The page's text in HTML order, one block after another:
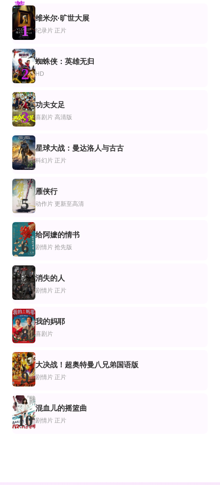
荐
HD
龙族：救援骑士迷曲龙的秘密
更新HD
停火2025
更新HD
老枪2025
年度最佳学生2012
HD
金装鬼打鬼
林正英,楼南光,陈颖芝,陈会毅,金少龙,金十二,谢伟杰,何沛东
HD
入主客房
圭多·卡普里诺,卡米拉·菲利皮,爱德华多·佩谢,Romeo Pellegrini
正片
无垢的证人
唐泽寿明,当真亚美
第5集完结
与谭弗朗斯一起回家
HD国语
雁鸣湖之恋
田振崴,爱新觉罗·启星
构想完美
梅格·吉普森,约翰·罗斯曼,詹妮弗·安妮斯顿,奥林匹娅·杜卡基斯,杰·摩尔,凯文·贝肯
HD高清
三笑
凌波,李菁,井淼,魏平澳,陈燕燕
HD中字
天主之岛
尼亚·佩雷斯,Dean,Kostlich,Patrick,Wade
正片
熊山冒险
Anna,Chlumsky,Christina,Ricci
HD
机关枪凯利的粉色人生
机关枪凯利
HD
后来发生了什么
梅格·瑞恩,大卫·杜楚尼,哈尔·利格特
1
维米尔·旷世大展
纪录片 正片
2
蜘蛛侠：英雄无归
HD
3
功夫女足
喜剧片 高清版
4
星球大战：曼达洛人与古古
科幻片 正片
5
雁侠行
动作片 更新至高清
6
给阿嬷的情书
剧情片 抢先版
7
消失的人
剧情片 正片
8
我的妈耶
喜剧片
9
大决战！超奥特曼八兄弟国语版
剧情片 正片
10
混血儿的摇篮曲
剧情片 正片